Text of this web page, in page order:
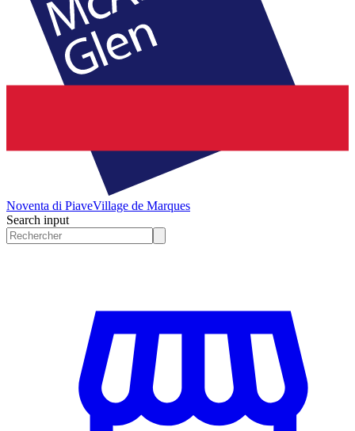
Noventa di PiaveVillage de Marques
Search input